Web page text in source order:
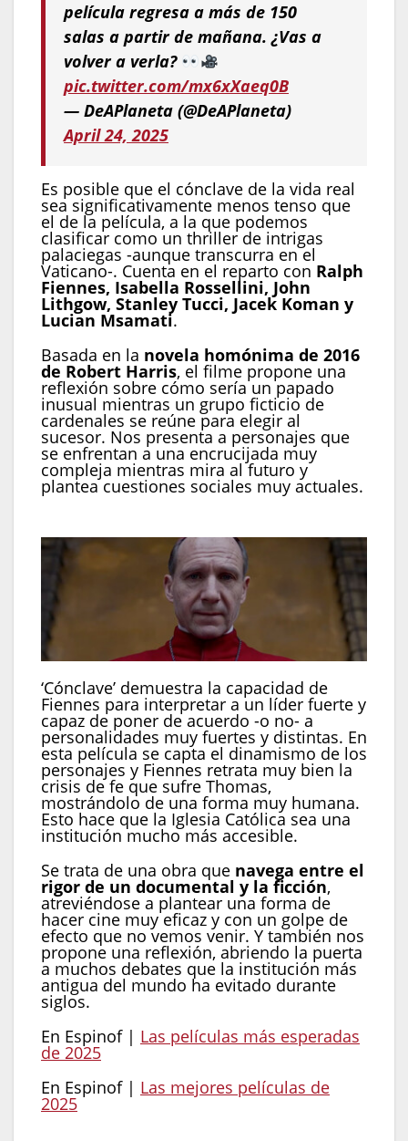
película regresa a más de 150
salas a partir de mañana. ¿Vas a
volver a verla?
pic.twitter.com/mx6xXaeq0B
— DeAPlaneta (@DeAPlaneta)
April 24, 2025
Es posible que el cónclave de la vida real
sea significativamente menos tenso que
el de la película, a la que podemos
clasificar como un thriller de intrigas
palaciegas -aunque transcurra en el
Vaticano-. Cuenta en el reparto con Ralph
Fiennes, Isabella Rossellini, John
Lithgow, Stanley Tucci, Jacek Koman y
Lucian Msamati.
Basada en la novela homónima de 2016
de Robert Harris, el filme propone una
reflexión sobre cómo sería un papado
inusual mientras un grupo ficticio de
cardenales se reúne para elegir al
sucesor. Nos presenta a personajes que
se enfrentan a una encrucijada muy
compleja mientras mira al futuro y
plantea cuestiones sociales muy actuales.
‘Cónclave’ demuestra la capacidad de
Fiennes para interpretar a un líder fuerte y
capaz de poner de acuerdo -o no- a
personalidades muy fuertes y distintas. En
esta película se capta el dinamismo de los
personajes y Fiennes retrata muy bien la
crisis de fe que sufre Thomas,
mostrándolo de una forma muy humana.
Esto hace que la Iglesia Católica sea una
institución mucho más accesible.
Se trata de una obra que navega entre el
rigor de un documental y la ficción,
atreviéndose a plantear una forma de
hacer cine muy eficaz y con un golpe de
efecto que no vemos venir. Y también nos
propone una reflexión, abriendo la puerta
a muchos debates que la institución más
antigua del mundo ha evitado durante
siglos.
En Espinof | Las películas más esperadas
de 2025
En Espinof | Las mejores películas de
2025